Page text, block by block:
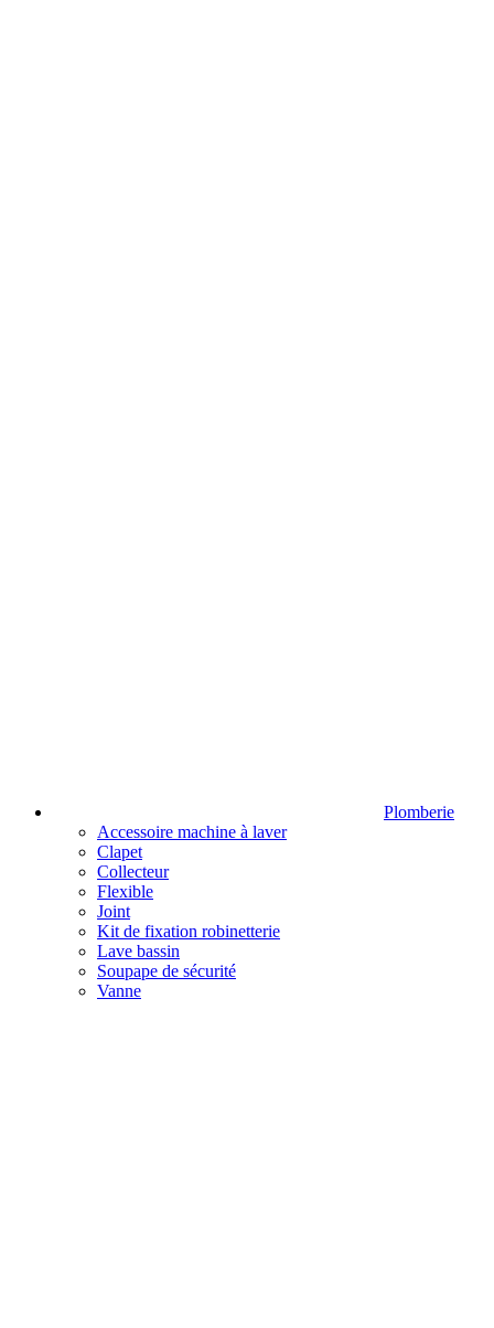
Plomberie
Accessoire machine à laver
Clapet
Collecteur
Flexible
Joint
Kit de fixation robinetterie
Lave bassin
Soupape de sécurité
Vanne